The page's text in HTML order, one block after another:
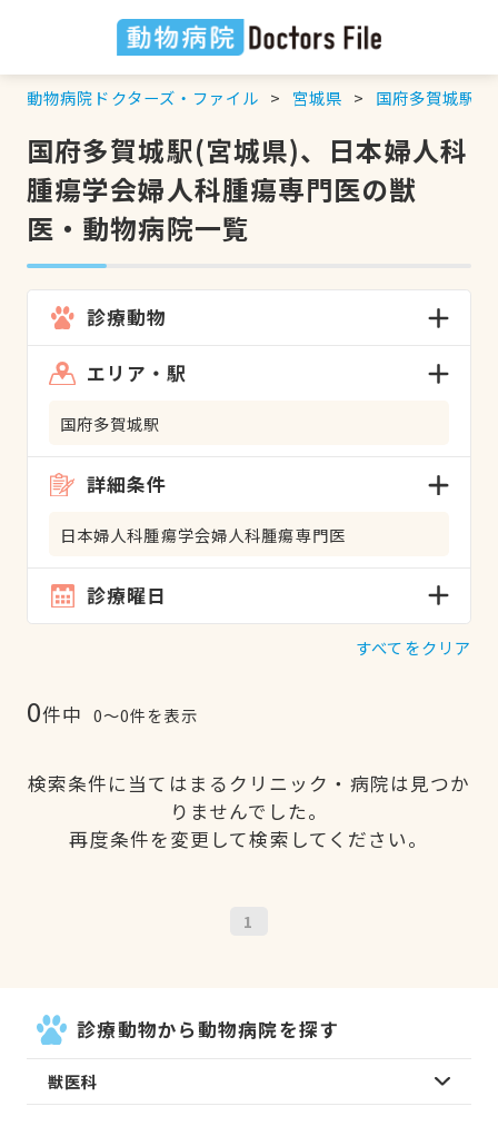
動物病院ドクターズ・ファイル 宮城県 国府多賀城駅
国府多賀城駅(宮城県)、日本婦人科
腫瘍学会婦人科腫瘍専門医の獣
医・動物病院一覧
診療動物
エリア・駅
国府多賀城駅
詳細条件
日本婦人科腫瘍学会婦人科腫瘍専門医
診療曜日
すべてをクリア
0件中 0〜0件を表示
検索条件に当てはまるクリニック・病院は見つか
りませんでした。
再度条件を変更して検索してください。
1
診療動物から動物病院を探す
獣医科